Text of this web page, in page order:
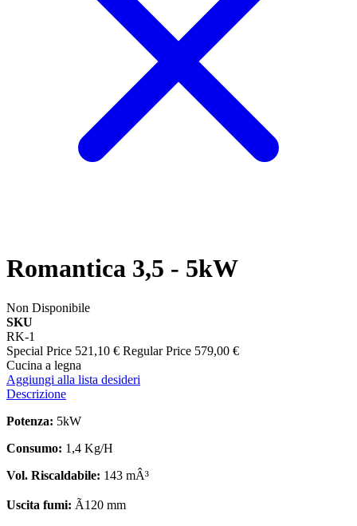
Romantica 3,5 - 5kW
Non Disponibile
SKU
RK-1
Special Price 521,10 € Regular Price 579,00 €
Cucina a legna
Aggiungi alla lista desideri
Descrizione
Potenza: 5kW
Consumo: 1,4 Kg/H
Vol. Riscaldabile: 143 mÂ³
Uscita fumi: Ã120 mm